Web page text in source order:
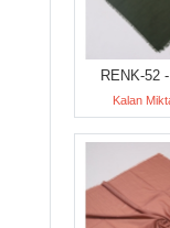
RENK-52
Kalan